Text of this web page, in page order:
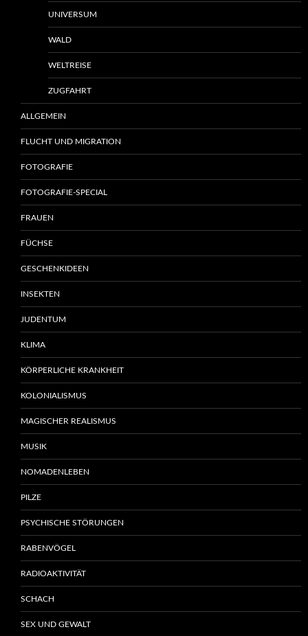
UNIVERSUM
WALD
WELTREISE
ZUGFAHRT
ALLGEMEIN
FLUCHT UND MIGRATION
FOTOGRAFIE
FOTOGRAFIE-SPECIAL
FRAUEN
FÜCHSE
GESCHENKIDEEN
INSEKTEN
JUDENTUM
KLIMA
KÖRPERLICHE KRANKHEIT
KOLONIALISMUS
MAGISCHER REALISMUS
MUSIK
NOMADENLEBEN
PILZE
PSYCHISCHE STÖRUNGEN
RABENVÖGEL
RADIOAKTIVITÄT
SCHACH
SEX UND GEWALT